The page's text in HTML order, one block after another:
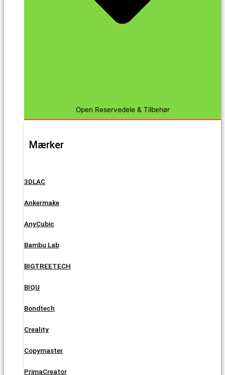
Open Reservedele & Tilbehør
Mærker
3DLAC
Ankermake
AnyCubic
Bambu Lab
BIGTREETECH
BIQU
Bondtech
Creality
Copymaster
PrimaCreator